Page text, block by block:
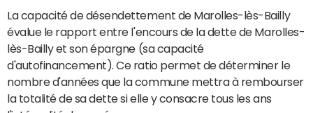
La capacité de désendettement de Marolles-lès-Bailly
évalue le rapport entre l'encours de la dette de Marolles-
lès-Bailly et son épargne (sa capacité
d'autofinancement). Ce ratio permet de déterminer le
nombre d'années que la commune mettra à rembourser
la totalité de sa dette si elle y consacre tous les ans